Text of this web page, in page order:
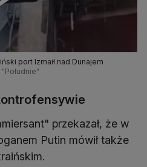
port Izmaił nad Dunajem
przekazał, że w
Putin mówił także